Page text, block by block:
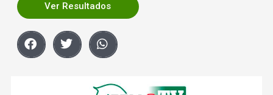
Ver Resultados